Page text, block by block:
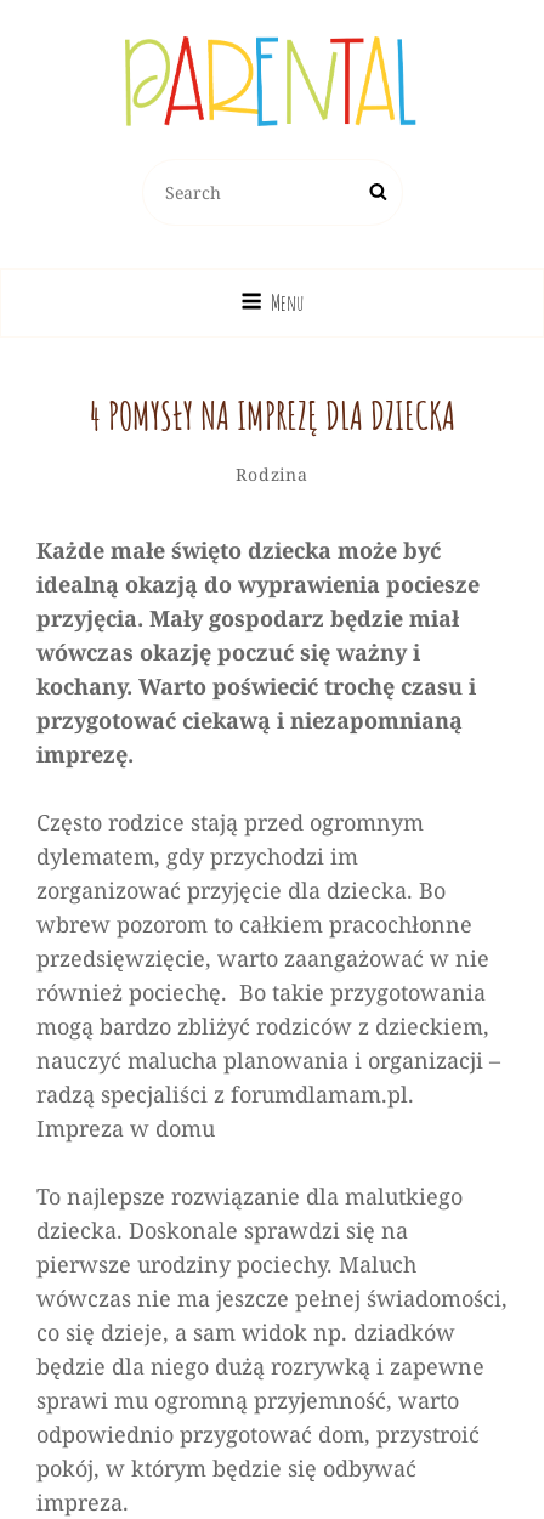
Dziecko, Rodzina, Wychowanie
for:
Menu
4 POMYSŁY NA IMPREZĘ DLA DZIECKA
Categories
Rodzina
Każde małe święto dziecka może być
idealną okazją do wyprawienia pociesze
przyjęcia. Mały gospodarz będzie miał
wówczas okazję poczuć się ważny i
kochany. Warto poświecić trochę czasu i
przygotować ciekawą i niezapomnianą
imprezę.
Często rodzice stają przed ogromnym
dylematem, gdy przychodzi im
zorganizować przyjęcie dla dziecka. Bo
wbrew pozorom to całkiem pracochłonne
przedsięwzięcie, warto zaangażować w nie
również pociechę. Bo takie przygotowania
mogą bardzo zbliżyć rodziców z dzieckiem,
nauczyć malucha planowania i organizacji –
radzą specjaliści z forumdlamam.pl.
Impreza w domu
To najlepsze rozwiązanie dla malutkiego
dziecka. Doskonale sprawdzi się na
pierwsze urodziny pociechy. Maluch
wówczas nie ma jeszcze pełnej świadomości,
co się dzieje, a sam widok np. dziadków
będzie dla niego dużą rozrywką i zapewne
sprawi mu ogromną przyjemność, warto
odpowiednio przygotować dom, przystroić
pokój, w którym będzie się odbywać
impreza.